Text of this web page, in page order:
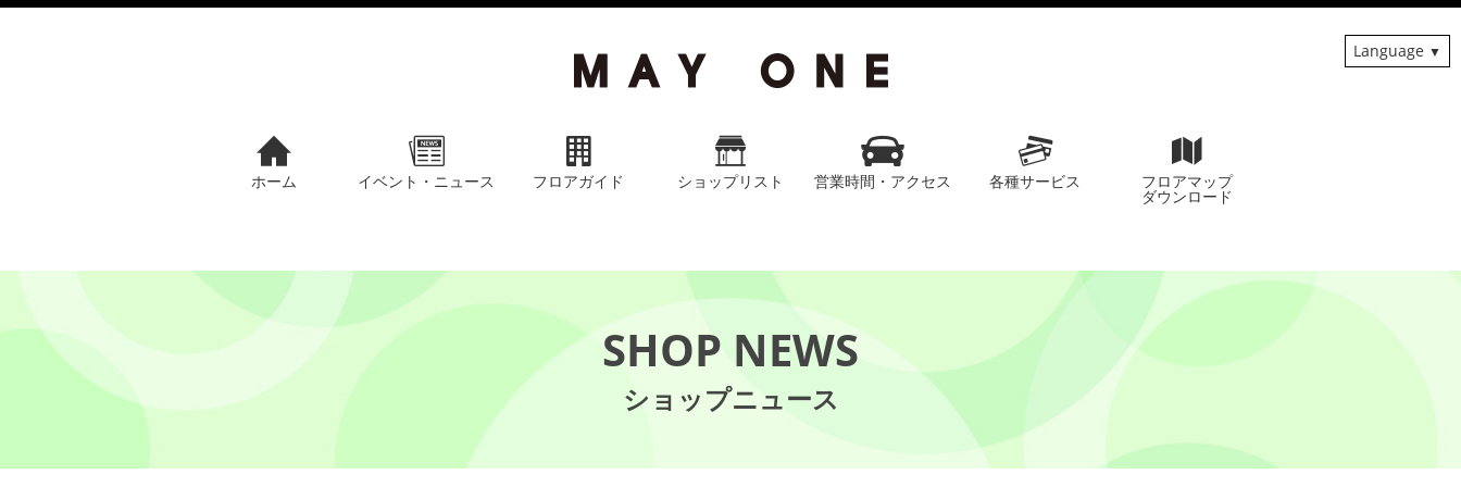
ホーム イベント・ニュース フロアガイド ショップリスト 営業時間・アクセス 各種サービス フロアマップ
ダウンロード
Language
SHOP NEWS